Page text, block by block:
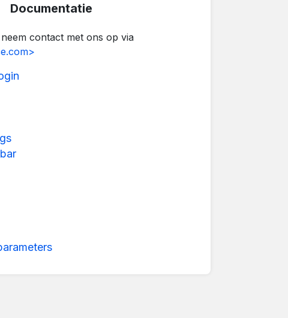
Documentatie
contact met ons op via